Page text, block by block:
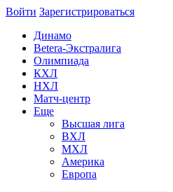
Войти Зарегиcтрироваться
Динамо
Betera-Экстралига
Олимпиада
КХЛ
НХЛ
Матч-центр
Еще
Высшая лига
ВХЛ
МХЛ
Америка
Европа